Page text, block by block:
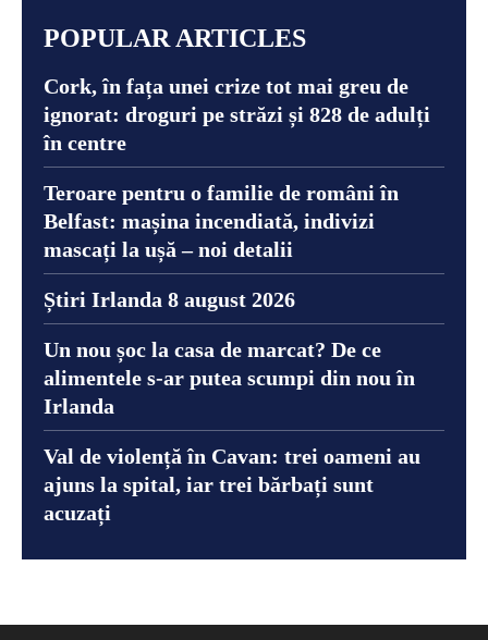
POPULAR ARTICLES
Cork, în fața unei crize tot mai greu de
ignorat: droguri pe străzi și 828 de adulți
în centre
Teroare pentru o familie de români în
Belfast: mașina incendiată, indivizi
mascați la ușă – noi detalii
Știri Irlanda 8 august 2026
Un nou șoc la casa de marcat? De ce
alimentele s-ar putea scumpi din nou în
Irlanda
Val de violență în Cavan: trei oameni au
ajuns la spital, iar trei bărbați sunt
acuzați